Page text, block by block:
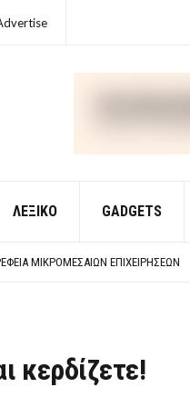
ΛΕΞΙΚΌ GADGETS
ΜΙΚΡΟΜΕΣΑΊΩΝ ΕΠΙΧΕΙΡΉΣΕΩΝ
ΑΠΑΝΤΉΣΕΙΣ
κερδίζετε!